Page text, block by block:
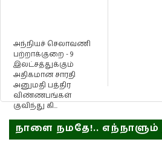
அந்நியச் செலாவணி
பற்றாக்குறை - 9
இலட்சத்துக்கும்
அதிகமான சாரதி
அனுமதி பத்திர
விண்ணபங்கள்
குவிந்து கி...
நாளை நமதே!.. எந்நாளும்